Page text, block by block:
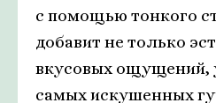
с помощью тонкого
добавит не только
вкусовых ощущений,
самых искушенных